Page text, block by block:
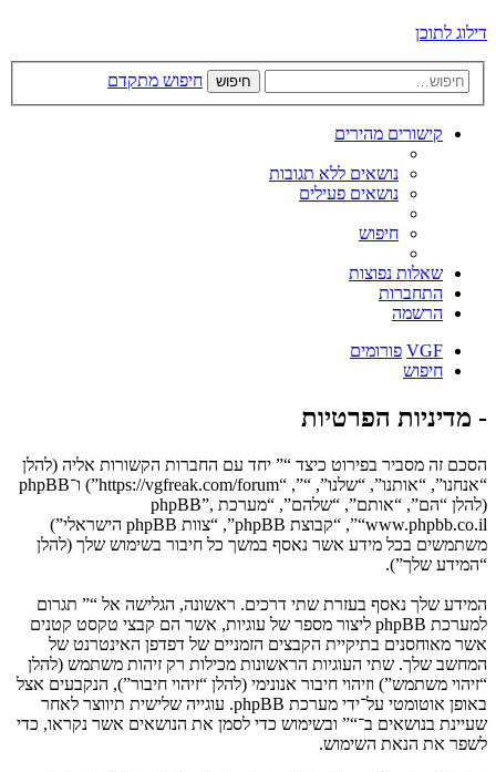
דילוג לתוכן
חיפוש חיפוש מתקדם
קישורים מהירים
נושאים ללא תגובות
נושאים פעילים
חיפוש
שאלות נפוצות
התחברות
הרשמה
VGF פורומים
חיפוש
- מדיניות הפרטיות
הסכם זה מסביר בפירוט כיצד “” יחד עם החברות הקשורות אליה (להלן
“אנחנו”, “אותנו”, “שלנו”, “”, “https://vgfreak.com/forum”) ו־phpBB
(להלן “הם”, “אותם”, “שלהם”, “מערכת phpBB”,
“www.phpbb.co.il”, “קבוצת phpBB”, “צוות phpBB הישראלי”)
משתמשים בכל מידע אשר נאסף במשך כל חיבור בשימוש שלך (להלן
“המידע שלך”).
המידע שלך נאסף בעזרת שתי דרכים. ראשונה, הגלישה אל “” תגרום
למערכת phpBB ליצור מספר של עוגיות, אשר הם קבצי טקסט קטנים
אשר מאוחסנים בתיקיית הקבצים הזמניים של דפדפן האינטרנט של
המחשב שלך. שתי העוגיות הראשונות מכילות רק זיהות משתמש (להלן
“זיהוי משתמש”) וזיהוי חיבור אנונימי (להלן “זיהוי חיבור”), הנקבעים אצל
באופן אוטומטי על־ידי מערכת phpBB. עוגייה שלישית תיווצר לאחר
שעיינת בנושאים ב־“” ובשימוש כדי לסמן את הנושאים אשר נקראו, כדי
לשפר את הנאת השימוש.